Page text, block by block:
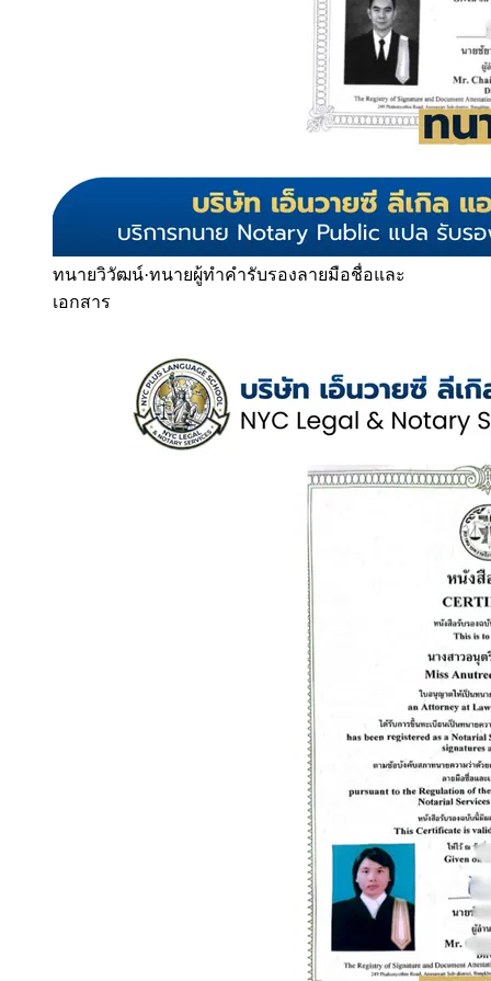
ทนายวิวัฒน์·ทนายผู้ทำคำรับรองลายมือชื่อและ
เอกสาร